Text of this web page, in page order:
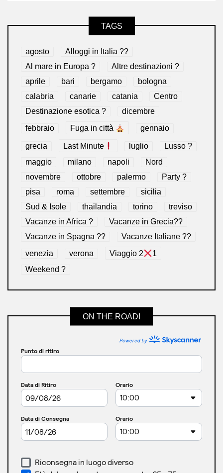
TAGS
agosto
Alloggi in Italia ??
Al mare in Europa ?️
Altre destinazioni ?
aprile
bari bergamo
bologna
calabria
canarie catania
Centro
Destinazione esotica ?
dicembre
febbraio Fuga in città gennaio
grecia Last Minute luglio
Lusso ?
maggio
milano napoli
Nord
novembre
ottobre palermo
Party ?
pisa
roma settembre
sicilia
Sud & Isole
thailandia torino
treviso
Vacanze in Africa ?
Vacanze in Grecia??
Vacanze in Spagna ??
Vacanze Italiane ??
venezia verona Viaggio 2
1
Weekend ?
ON THE ROAD!